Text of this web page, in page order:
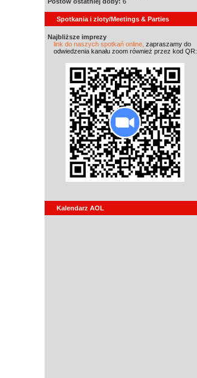
Spotkania i zloty/Meetings & Parties
Najbliższe imprezy
link do naszych spotkań online, zapraszamy do
odwiedzenia kanału zoom również przez kod QR:
Kalendarz AOL